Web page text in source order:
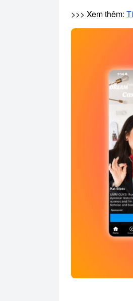
>>> Xem thêm: